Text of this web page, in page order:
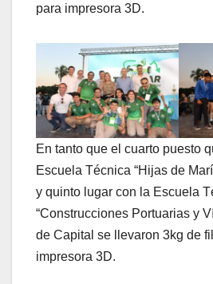
para impresora 3D.
En tanto que el cuarto puesto
Escuela Técnica “Hijas de
y quinto lugar con la Escuela
“Construcciones Portuarias y
de Capital se llevaron 3kg de
impresora 3D.